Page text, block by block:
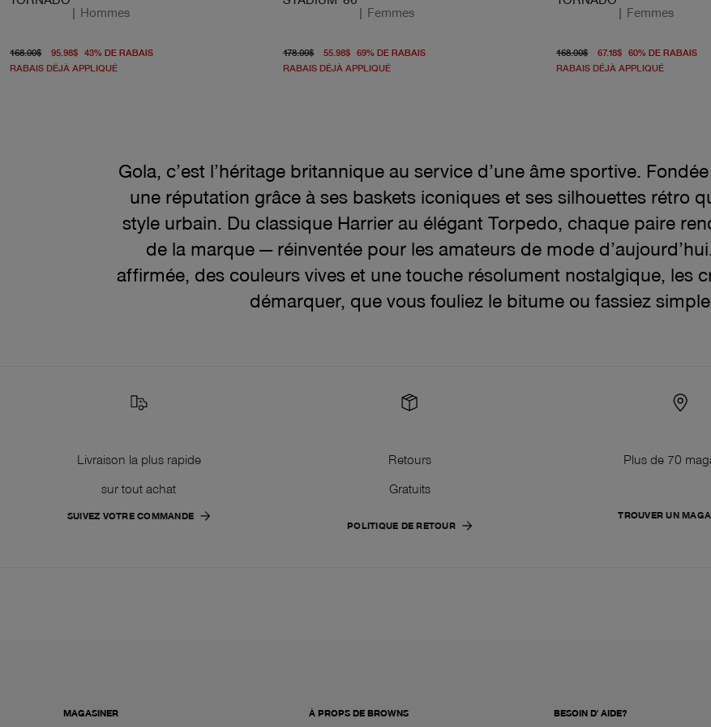
| Hommes
168.00$ prix d'origine 168.00$
95.98$ 43% DE RABAISÀ partir du prix actuel 95.98$
RABAIS DÉJÀ APPLIQUÉ
| Femmes
178.00$ prix d'origine 178.00$
55.98$ 69% DE RABAISÀ partir du prix actuel 55.98$
RABAIS DÉJÀ APPLIQUÉ
| Femmes
168.00$ prix d'origine 168.00$
67.18$ 60% DE RABAISÀ
RABAIS DÉJÀ APPLIQUÉ
Gola, c’est l’héritage britannique au service d’une âme sportive.
une réputation grâce à ses baskets iconiques et ses silhouettes rétro
style urbain. Du classique Harrier au élégant Torpedo, chaque paire
de la marque — réinventée pour les amateurs de mode
affirmée, des couleurs vives et une touche résolument nostalgique, les
démarquer, que vous fouliez le bitume ou fassiez
Livraison la plus rapide
sur tout achat
SUIVEZ VOTRE COMMANDE
Retours
Gratuits
POLITIQUE DE RETOUR
Plus de 70
TROUVER UN
MAGASINER À PROPS DE BROWNS BESOIN D' AIDE?